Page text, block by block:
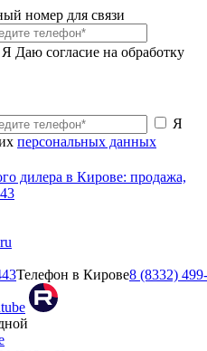
номер для связи
Я Даю согласие на обработку
Я
персональных данных
Телефон в Кирове8 (8332)